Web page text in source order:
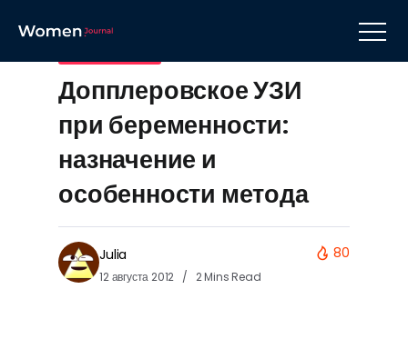
Допплеровское УЗИ
при беременности:
назначение и
особенности метода
Julia
12 августа 2012 2 Mins Read
80